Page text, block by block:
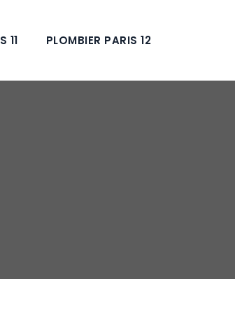
11 PLOMBIER PARIS 12